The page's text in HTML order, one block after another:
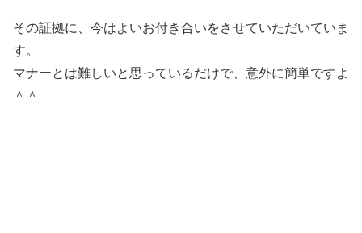
その証拠に、今はよいお付き合いをさせていただいていま
す。
マナーとは難しいと思っているだけで、意外に簡単ですよ
＾＾